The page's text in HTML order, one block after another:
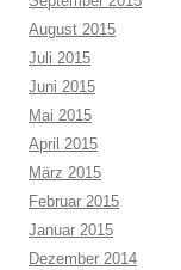
August 2015
Juli 2015
Juni 2015
Mai 2015
April 2015
März 2015
Februar 2015
Januar 2015
Dezember 2014